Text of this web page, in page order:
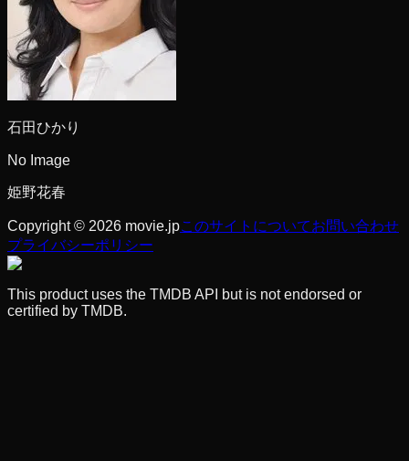
石田ひかり
No Image
姫野花春
Copyright © 2026 movie.jpこのサイトについてお問い合わせ
プライバシーポリシー
This product uses the TMDB API but is not endorsed or
certified by TMDB.